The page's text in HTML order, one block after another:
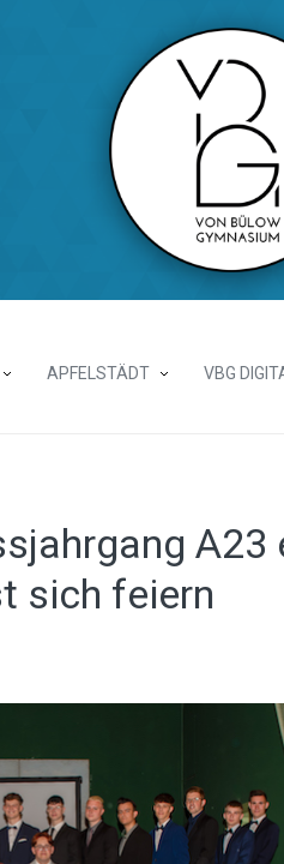
APFELSTÄDT VBG
A23
sich feiern